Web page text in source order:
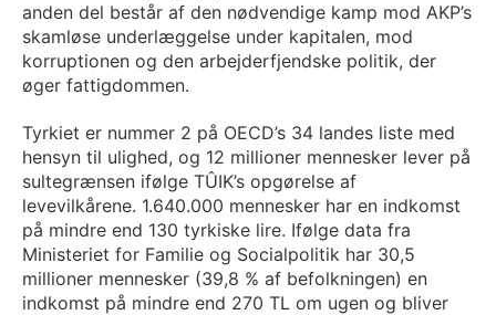
anden del består af den nødvendige kamp mod AKP’s
skamløse underlæggelse under kapitalen, mod
korruptionen og den arbejderfjendske politik, der
øger fattigdommen.
Tyrkiet er nummer 2 på OECD’s 34 landes liste med
hensyn til ulighed, og 12 millioner mennesker lever på
sultegrænsen ifølge TÛIK’s opgørelse af
levevilkårene. 1.640.000 mennesker har en indkomst
på mindre end 130 tyrkiske lire. Ifølge data fra
Ministeriet for Familie og Socialpolitik har 30,5
millioner mennesker (39,8 % af befolkningen) en
indkomst på mindre end 270 TL om ugen og bliver